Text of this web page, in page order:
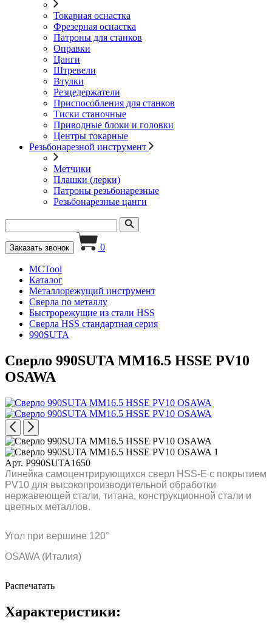
Токарная оснастка
Фрезерная оснастка
Патроны для станков
Оправки
Цанги
Штревели
Втулки
Резцедержатели
Приспособления для станков
Тиски станочные
Приводные блоки и головки
Центры токарные
Резьбонарезной инструмент
Метчики
Плашки (лерки)
Патроны резьбонарезные
Резьбонарезные цанги
Заказать звонок 0
MCTool
Каталог
Металлорежущий инструмент
Сверла по металлу
Быстрорежущие из стали HSS
Сверла HSS стандартная серия
990SUTA
Сверло 990SUTA MM16.5 HSSE PV10
OSAWA
Арт. P990SUTA1650
Линейка самоцентрирующихся сверл HSS-E с покрытием
PV10 для высокопроизводительной обработки
нержавеющей стали, титана, конструкционной стали и
цветных металлов.
Угол при вершине 120°
OSAWA (Италия)
Распечатать
Характеристики: